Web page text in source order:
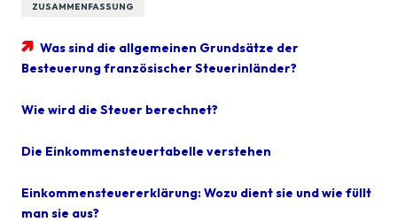
ZUSAMMENFASSUNG
Was sind die allgemeinen Grundsätze der
Besteuerung französischer Steuerinländer?
Wie wird die Steuer berechnet?
Die Einkommensteuertabelle verstehen
Einkommensteuererklärung: Wozu dient sie und wie füllt
man sie aus?